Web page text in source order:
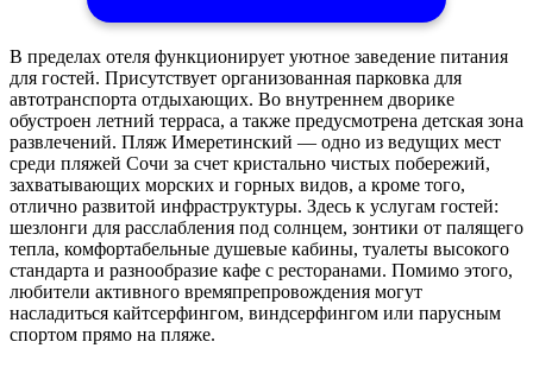
В пределах отеля функционирует уютное заведение питания
для гостей. Присутствует организованная парковка для
автотранспорта отдыхающих. Во внутреннем дворике
обустроен летний терраса, а также предусмотрена детская зона
развлечений. Пляж Имеретинский — одно из ведущих мест
среди пляжей Сочи за счет кристально чистых побережий,
захватывающих морских и горных видов, а кроме того,
отлично развитой инфраструктуры. Здесь к услугам гостей:
шезлонги для расслабления под солнцем, зонтики от палящего
тепла, комфортабельные душевые кабины, туалеты высокого
стандарта и разнообразие кафе с ресторанами. Помимо этого,
любители активного времяпрепровождения могут
насладиться кайтсерфингом, виндсерфингом или парусным
спортом прямо на пляже.